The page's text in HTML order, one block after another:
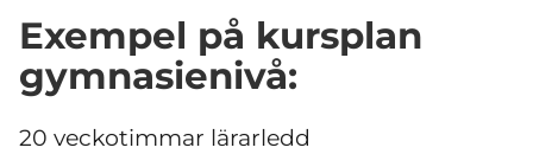
Exempel på kursplan
gymnasienivå:
20 veckotimmar lärarledd